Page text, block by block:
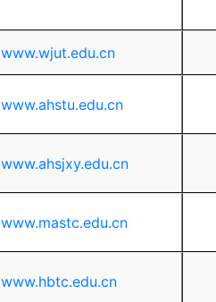
www.wjut.edu.cn
www.ahstu.edu.cn
www.ahsjxy.edu.cn
www.mastc.edu.cn
www.hbtc.edu.cn